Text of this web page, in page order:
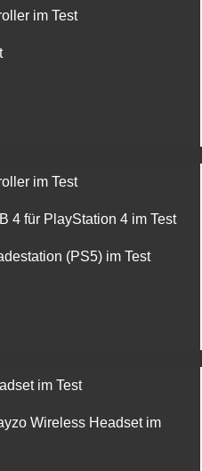
im Test
im Test
4 für PlayStation 4 im Test
(PS5) im Test
im Test
Wireless Headset im